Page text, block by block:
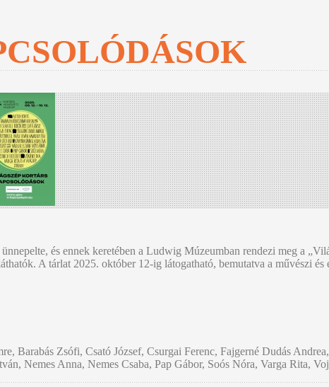
és ennek keretében a Ludwig Múzeumban rendezi meg a
A tárlat 2025. október 12-ig látogatható, bemutatva a művészi és
Barabás Zsófi, Csató József, Csurgai Ferenc, Fajgerné Dudás
Nemes Anna, Nemes Csaba, Pap Gábor, Soós Nóra, Varga Rita,